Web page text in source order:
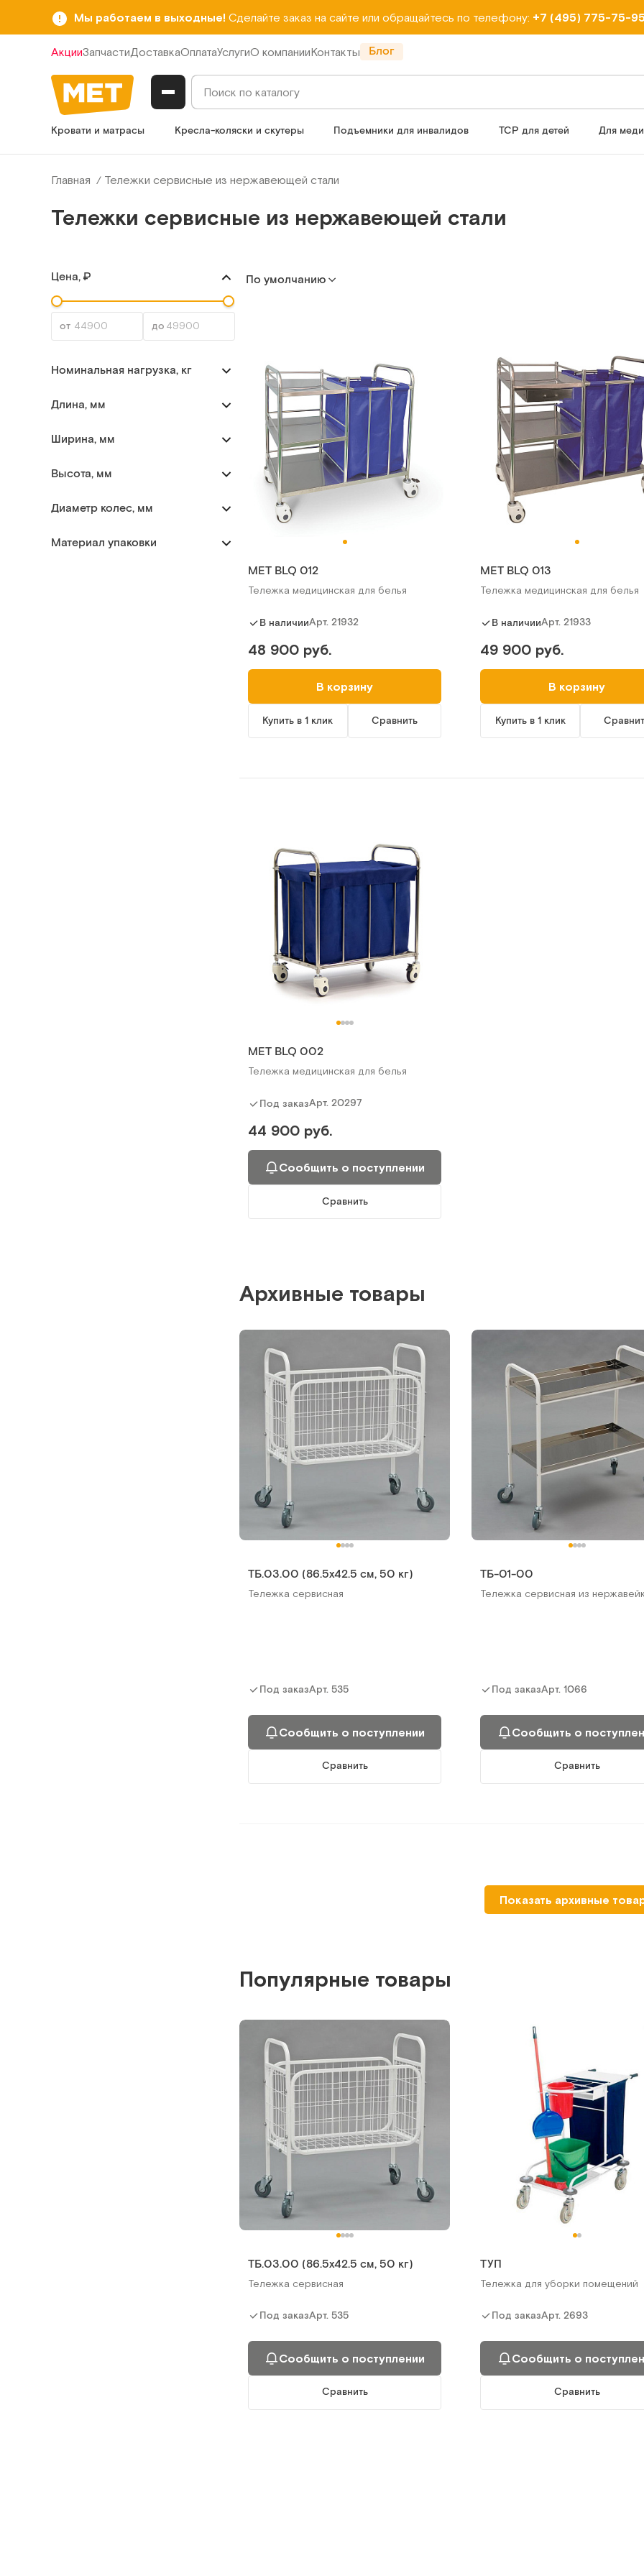
Мы работаем в выходные! Сделайте заказ на сайте или обращайтесь по телефону: +7 (495) 775-75-
АкцииЗапчастиДоставкаОплатаУслугиО компанииКонтакты Блог
Кровати и матрасы Кресла-коляски и скутеры Подъемники для инвалидов ТСР для детей Для
Главная Тележки сервисные из нержавеющей стали
Тележки сервисные из нержавеющей стали
Цена, ₽
Номинальная нагрузка, кг
Длина, мм
Ширина, мм
Высота, мм
Диаметр колес, мм
Материал упаковки
По умолчанию
MET BLQ 012
Тележка медицинская для белья
В наличииАрт. 21932
48 900 руб.
В корзину
Купить в 1 клик Сравнить
MET BLQ 013
Тележка медицинская для белья
В наличииАрт.21933
49 900 руб.
В корзину
Купить в 1 клик
MET BLQ 002
Тележка медицинская для белья
Под заказАрт. 20297
44 900 руб.
Сообщить о поступлении
Сравнить
Архивные товары
ТБ.03.00 (86.5х42.5 cм, 50 кг)
Тележка сервисная
Под заказАрт. 535
Сообщить о поступлении
Сравнить
ТБ-01-00
Тележка сервисная из
Под заказАрт.1066
Сообщить о
Сравнить
ТБ.01.00
Тележка сервисная (полки-
МЕТ-B28
нержавеющей стали
Под заказАрт.2024
Сравнить
СИ 2-01 (ХН)
Стол-тележка из нержавеющей
для хозяйственных нужд
2299
Сравнить
Показать архивные
Популярные товары
ТБ.03.00 (86.5х42.5 cм, 50 кг)
Тележка сервисная
Под заказАрт. 535
Сообщить о поступлении
Сравнить
ТУП
Тележка для уборки помещений
Под заказАрт.2693
Сообщить о
Сравнить